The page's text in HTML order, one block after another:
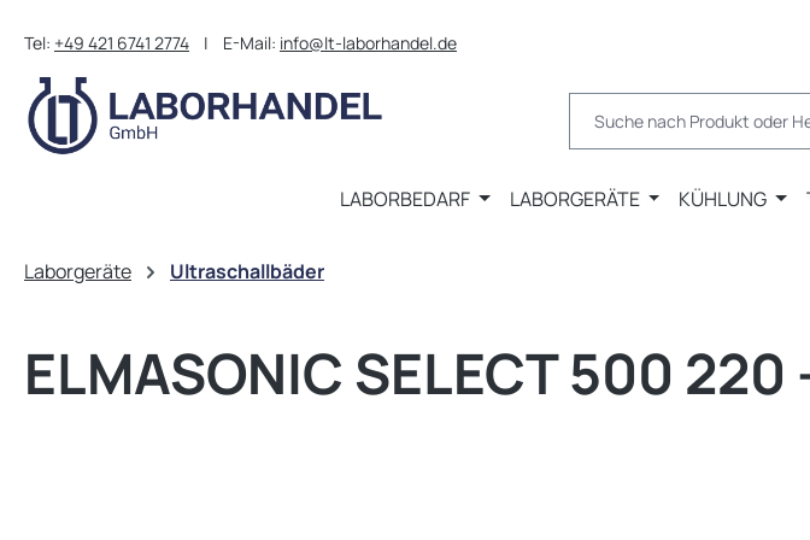
Tel: +49 421 6741 2774 | E-Mail: info@lt-laborhandel.de
LABORBEDARF LABORGERÄTE KÜHLUNG
Laborgeräte Ultraschallbäder
ELMASONIC SELECT 500